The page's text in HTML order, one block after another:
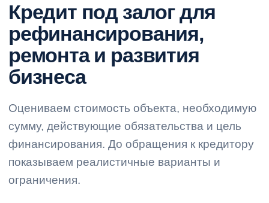
Кредит под залог для
рефинансирования,
ремонта и развития
бизнеса
Оцениваем стоимость объекта, необходимую
сумму, действующие обязательства и цель
финансирования. До обращения к кредитору
показываем реалистичные варианты и
ограничения.